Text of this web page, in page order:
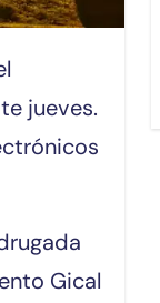
jueves.
Gical